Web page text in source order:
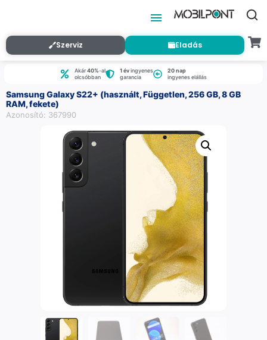
Szerviz Eladás
Akár40%-al
olcsóbban
1 évingyenes
garancia
20 nap
ingyenes elállás
Samsung Galaxy S22+ (használt, Független, 256 GB, 8 GB
RAM, fekete)
Azonosító: 367990